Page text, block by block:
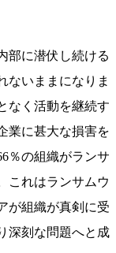
部に潜伏し続ける
ないままになりま
なく活動を継続す
業に甚大な損害を
％の組織がランサ
これはランサムウ
が組織が真剣に受
深刻な問題へと成